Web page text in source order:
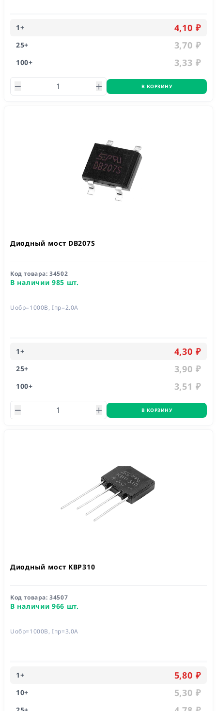
1+ 4,10 ₽
25+ 3,70 ₽
100+ 3,33 ₽
В КОРЗИНУ
Диодный мост DB207S
Код товара:34502
В наличии 985 шт.
Uобр=1000В, Iпр=2.0А
1+ 4,30 ₽
25+ 3,90 ₽
100+ 3,51 ₽
В КОРЗИНУ
Диодный мост KBP310
Код товара:34507
В наличии 966 шт.
Uобр=1000В, Iпр=3.0А
1+ 5,80 ₽
10+ 5,30 ₽